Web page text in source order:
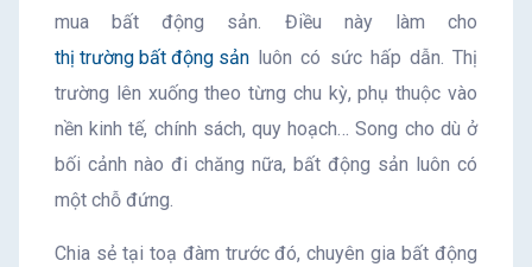
mua bất động sản. Điều này làm cho
thị trường bất động sản luôn có sức hấp dẫn. Thị
trường lên xuống theo từng chu kỳ, phụ thuộc vào
nền kinh tế, chính sách, quy hoạch… Song cho dù ở
bối cảnh nào đi chăng nữa, bất động sản luôn có
một chỗ đứng.
Chia sẻ tại toạ đàm trước đó, chuyên gia bất động